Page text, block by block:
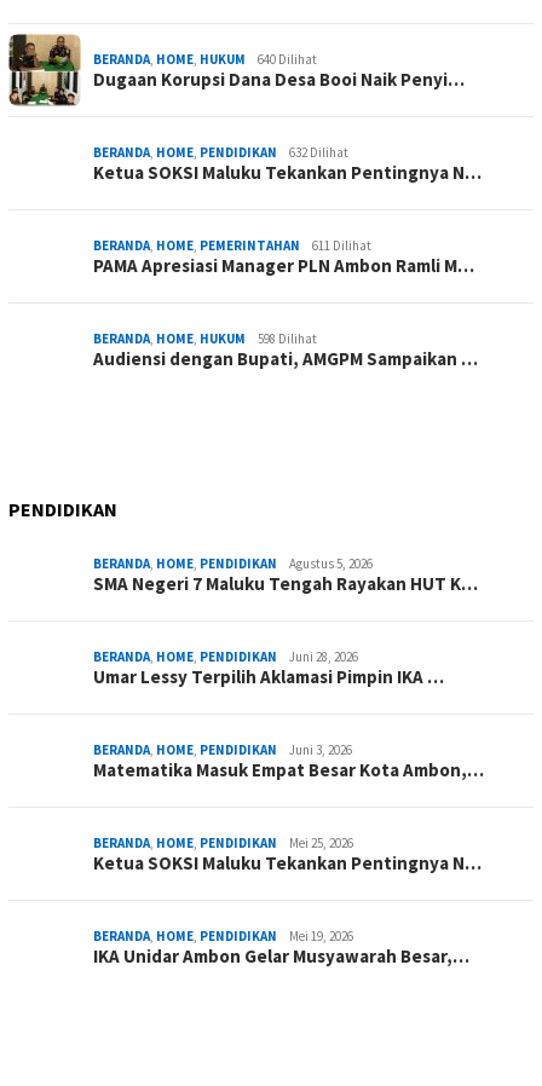
BERANDA, HOME, HUKUM 640 Dilihat
Dugaan Korupsi Dana Desa Booi Naik Penyi…
BERANDA, HOME, PENDIDIKAN 632 Dilihat
Ketua SOKSI Maluku Tekankan Pentingnya N…
BERANDA, HOME, PEMERINTAHAN 611 Dilihat
PAMA Apresiasi Manager PLN Ambon Ramli M…
BERANDA, HOME, HUKUM 598 Dilihat
Audiensi dengan Bupati, AMGPM Sampaikan …
PENDIDIKAN
BERANDA, HOME, PENDIDIKAN Agustus 5, 2026
SMA Negeri 7 Maluku Tengah Rayakan HUT K…
BERANDA, HOME, PENDIDIKAN Juni 28, 2026
Umar Lessy Terpilih Aklamasi Pimpin IKA …
BERANDA, HOME, PENDIDIKAN Juni 3, 2026
Matematika Masuk Empat Besar Kota Ambon,…
BERANDA, HOME, PENDIDIKAN Mei 25, 2026
Ketua SOKSI Maluku Tekankan Pentingnya N…
BERANDA, HOME, PENDIDIKAN Mei 19, 2026
IKA Unidar Ambon Gelar Musyawarah Besar,…